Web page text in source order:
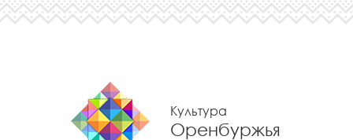
Культура
Оренбуржья